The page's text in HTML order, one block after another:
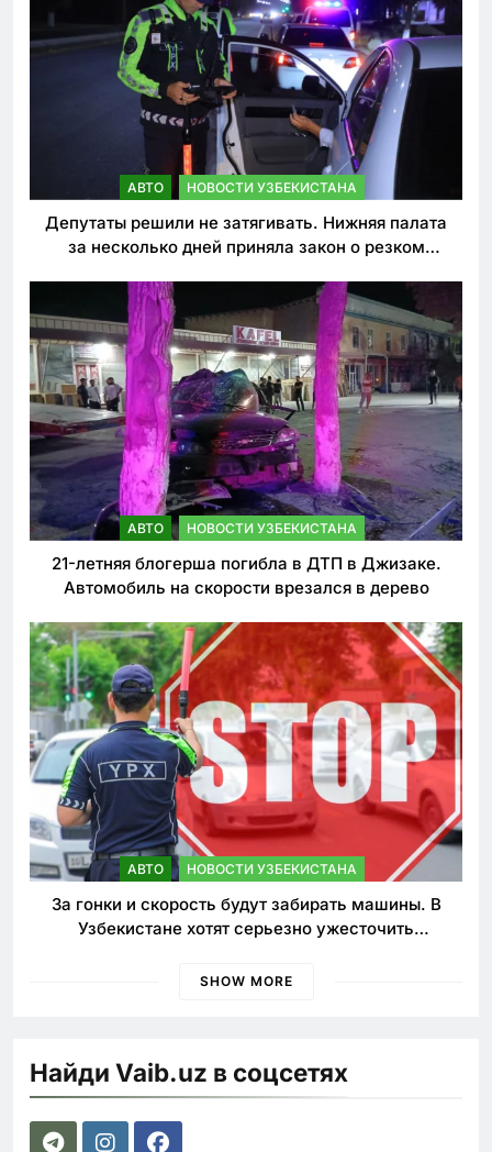
АВТО НОВОСТИ УЗБЕКИСТАНА
Депутаты решили не затягивать. Нижняя палата
за несколько дней приняла закон о резком
АВТО НОВОСТИ УЗБЕКИСТАНА
21-летняя блогерша погибла в ДТП в Джизаке.
Автомобиль на скорости врезался в дерево
АВТО НОВОСТИ УЗБЕКИСТАНА
За гонки и скорость будут забирать машины. В
Узбекистане хотят серьезно ужесточить
SHOW MORE
Найди Vaib.uz в соцсетях